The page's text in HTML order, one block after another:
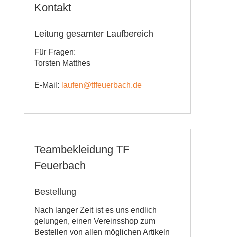
Kontakt
Leitung gesamter Laufbereich
Für Fragen:
Torsten Matthes
E-Mail: laufen@tffeuerbach.de
Teambekleidung TF
Feuerbach
Bestellung
Nach langer Zeit ist es uns endlich
gelungen, einen Vereinsshop zum
Bestellen von allen möglichen Artikeln